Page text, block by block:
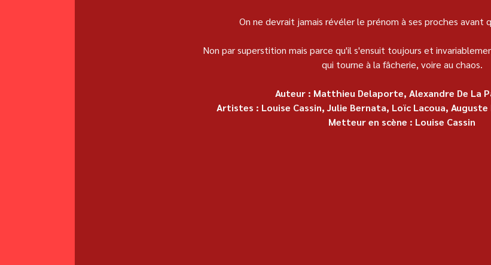
On ne devrait jamais révéler le prénom à ses proches avant
Non par superstition mais parce qu'il s'ensuit toujours et
qui tourne à la fâcherie, voire au chaos.
Auteur : Matthieu Delaporte, Alexandre De La
Artistes : Louise Cassin, Julie Bernata, Loïc Lacoua,
Metteur en scène : Louise Cassin